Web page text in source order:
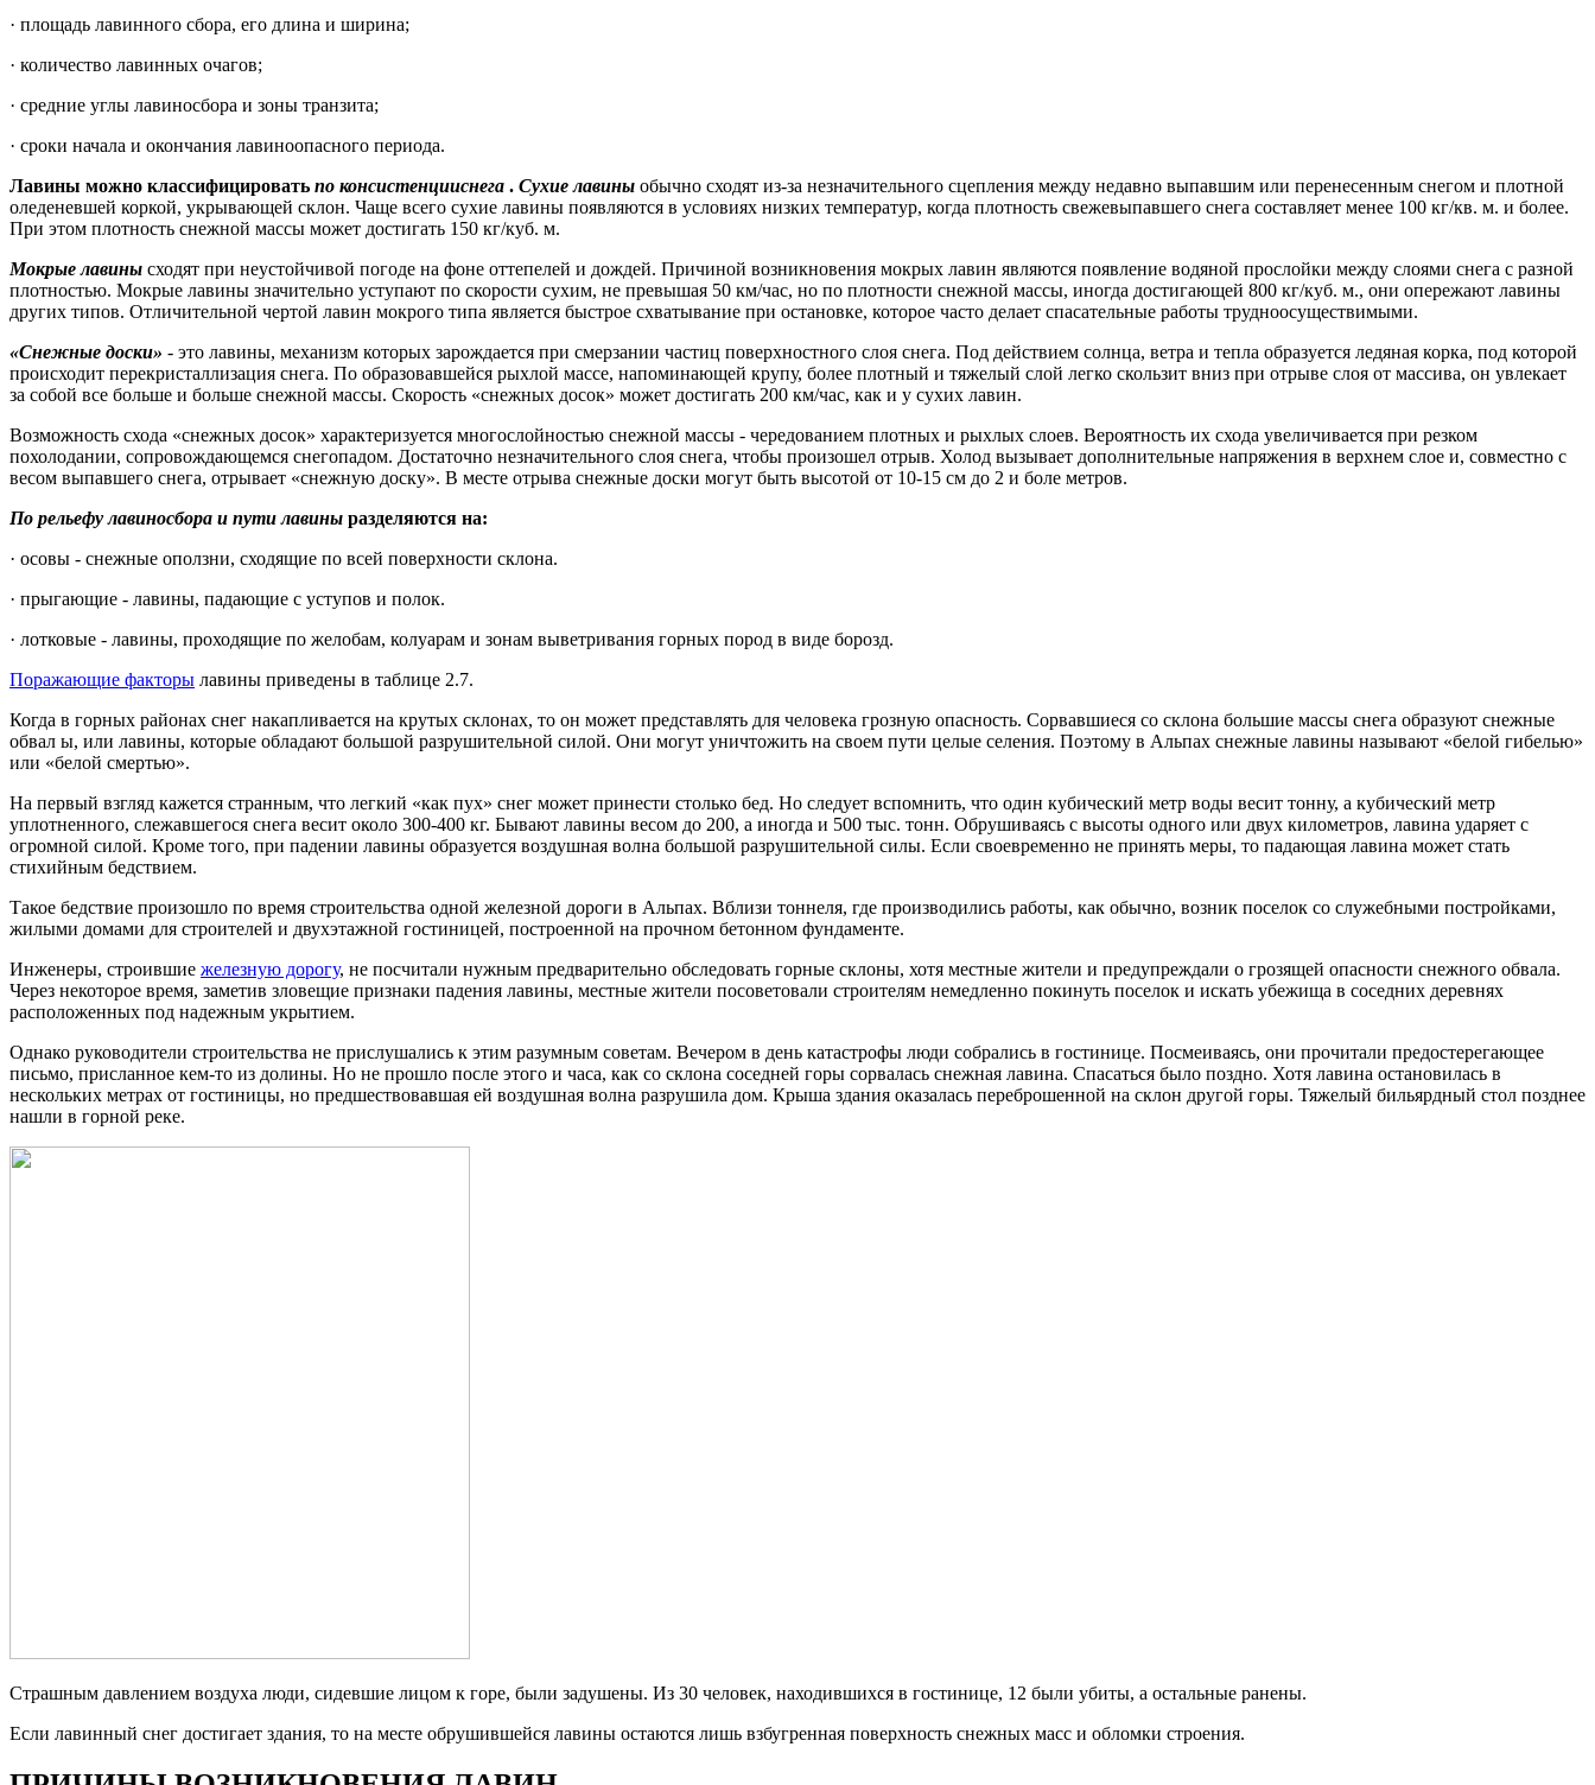
· площадь лавинного сбора, его длина и ширина;
· количество лавинных очагов;
· средние углы лавиносбора и зоны транзита;
· сроки начала и окончания лавиноопасного периода.
Лавины можно классифицировать по консистенцииснега . Сухие лавины обычно сходят из-за незначительного сцепления между недавно выпавшим или перенесенным снегом и плотной
оледеневшей коркой, укрывающей склон. Чаще всего сухие лавины появляются в условиях низких температур, когда плотность свежевыпавшего снега составляет менее 100 кг/кв. м. и более.
При этом плотность снежной массы может достигать 150 кг/куб. м.
Мокрые лавины сходят при неустойчивой погоде на фоне оттепелей и дождей. Причиной возникновения мокрых лавин являются появление водяной прослойки между слоями снега с разной
плотностью. Мокрые лавины значительно уступают по скорости сухим, не превышая 50 км/час, но по плотности снежной массы, иногда достигающей 800 кг/куб. м., они опережают лавины
других типов. Отличительной чертой лавин мокрого типа является быстрое схватывание при остановке, которое часто делает спасательные работы трудноосуществимыми.
«Снежные доски» - это лавины, механизм которых зарождается при смерзании частиц поверхностного слоя снега. Под действием солнца, ветра и тепла образуется ледяная корка, под которой
происходит перекристаллизация снега. По образовавшейся рыхлой массе, напоминающей крупу, более плотный и тяжелый слой легко скользит вниз при отрыве слоя от массива, он увлекает
за собой все больше и больше снежной массы. Скорость «снежных досок» может достигать 200 км/час, как и у сухих лавин.
Возможность схода «снежных досок» характеризуется многослойностью снежной массы - чередованием плотных и рыхлых слоев. Вероятность их схода увеличивается при резком
похолодании, сопровождающемся снегопадом. Достаточно незначительного слоя снега, чтобы произошел отрыв. Холод вызывает дополнительные напряжения в верхнем слое и, совместно с
весом выпавшего снега, отрывает «снежную доску». В месте отрыва снежные доски могут быть высотой от 10-15 см до 2 и боле метров.
По рельефу лавиносбора и пути лавины разделяются на:
· осовы - снежные оползни, сходящие по всей поверхности склона.
· прыгающие - лавины, падающие с уступов и полок.
· лотковые - лавины, проходящие по желобам, колуарам и зонам выветривания горных пород в виде борозд.
Поражающие факторы лавины приведены в таблице 2.7.
Когда в горных районах снег накапливается на крутых склонах, то он может представлять для человека грозную опасность. Сорвавшиеся со склона большие массы снега образуют снежные
обвал ы, или лавины, которые обладают большой разрушительной силой. Они могут уничтожить на своем пути целые селения. Поэтому в Альпах снежные лавины называют «белой гибелью»
или «белой смертью».
На первый взгляд кажется странным, что легкий «как пух» снег может принести столько бед. Но следует вспомнить, что один кубический метр воды весит тонну, а кубический метр
уплотненного, слежавшегося снега весит около 300-400 кг. Бывают лавины весом до 200, а иногда и 500 тыс. тонн. Обрушиваясь с высоты одного или двух километров, лавина ударяет с
огромной силой. Кроме того, при падении лавины образуется воздушная волна большой разрушительной силы. Если своевременно не принять меры, то падающая лавина может стать
стихийным бедствием.
Такое бедствие произошло по время строительства одной железной дороги в Альпах. Вблизи тоннеля, где производились работы, как обычно, возник поселок со служебными постройками,
жилыми домами для строителей и двухэтажной гостиницей, построенной на прочном бетонном фундаменте.
Инженеры, строившие железную дорогу, не посчитали нужным предварительно обследовать горные склоны, хотя местные жители и предупреждали о грозящей опасности снежного обвала.
Через некоторое время, заметив зловещие признаки падения лавины, местные жители посоветовали строителям немедленно покинуть поселок и искать убежища в соседних деревнях
расположенных под надежным укрытием.
Однако руководители строительства не прислушались к этим разумным советам. Вечером в день катастрофы люди собрались в гостинице. Посмеиваясь, они прочитали предостерегающее
письмо, присланное кем-то из долины. Но не прошло после этого и часа, как со склона соседней горы сорвалась снежная лавина. Спасаться было поздно. Хотя лавина остановилась в
нескольких метрах от гостиницы, но предшествовавшая ей воздушная волна разрушила дом. Крыша здания оказалась переброшенной на склон другой горы. Тяжелый бильярдный стол позднее
нашли в горной реке.
Страшным давлением воздуха люди, сидевшие лицом к горе, были задушены. Из 30 человек, находившихся в гостинице, 12 были убиты, а остальные ранены.
Если лавинный снег достигает здания, то на месте обрушившейся лавины остаются лишь взбугренная поверхность снежных масс и обломки строения.